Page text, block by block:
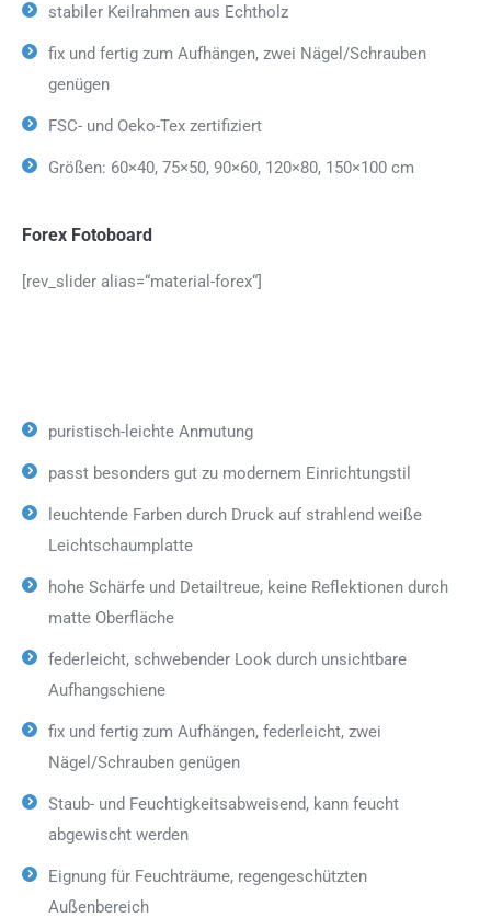
stabiler Keilrahmen aus Echtholz
fix und fertig zum Aufhängen, zwei Nägel/Schrauben
genügen
FSC- und Oeko-Tex zertifiziert
Größen: 60×40, 75×50, 90×60, 120×80, 150×100 cm
Forex Fotoboard
[rev_slider alias=“material-forex“]
puristisch-leichte Anmutung
passt besonders gut zu modernem Einrichtungstil
leuchtende Farben durch Druck auf strahlend weiße
Leichtschaumplatte
hohe Schärfe und Detailtreue, keine Reflektionen durch
matte Oberfläche
federleicht, schwebender Look durch unsichtbare
Aufhangschiene
fix und fertig zum Aufhängen, federleicht, zwei
Nägel/Schrauben genügen
Staub- und Feuchtigkeitsabweisend, kann feucht
abgewischt werden
Eignung für Feuchträume, regengeschützten
Außenbereich